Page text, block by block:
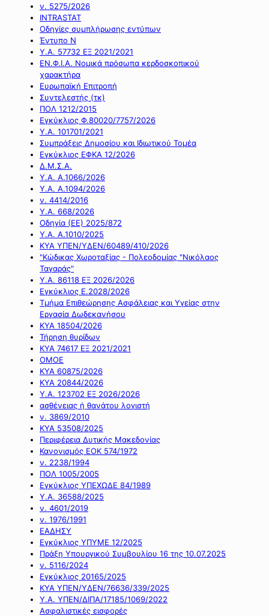
ν. 5275/2026
INTRASTAT
Οδηγίες συμπλήρωσης εντύπων
Έντυπο Ν
Υ.Α. 57732 ΕΞ 2021/2021
ΕΝ.Φ.Ι.Α. Νομικά πρόσωπα κερδοσκοπικού
χαρακτήρα
Ευρωπαϊκή Επιτροπή
Συντελεστής (τκ)
ΠΟΛ 1212/2015
Εγκύκλιος Φ.80020/7757/2026
Υ.Α. 101701/2021
Συμπράξεις Δημοσίου και Ιδιωτικού Τομέα
Εγκύκλιος ΕΦΚΑ 12/2026
Δ.Μ.Σ.Α.
Υ.Α. Α.1066/2026
Υ.Α. Α.1094/2026
ν. 4414/2016
Y.A. 668/2026
Οδηγία (ΕΕ) 2025/872
Υ.Α. Α.1010/2025
ΚΥΑ ΥΠΕΝ/ΥΔΕΝ/60489/410/2026
"Κώδικας Χωροταξίας - Πολεοδομίας "Νικόλαος
Ταγαράς"
Υ.Α. 86118 ΕΞ 2026/2026
Εγκύκλιος Ε.2028/2026
Τμήμα Επιθεώρησης Ασφάλειας και Υγείας στην
Εργασία Δωδεκανήσου
ΚΥΑ 18504/2026
Τήρηση θυρίδων
ΚΥΑ 74617 ΕΞ 2021/2021
ΟΜΟΕ
ΚΥΑ 60875/2026
ΚΥΑ 20844/2026
Υ.Α. 123702 ΕΞ 2026/2026
ασθένειας ή θανάτου λογιστή
ν. 3869/2010
ΚΥΑ 53508/2025
Περιφέρεια Δυτικής Μακεδονίας
Κανονισμός ΕΟΚ 574/1972
ν. 2238/1994
ΠΟΛ 1005/2005
Εγκύκλιος ΥΠΕΧΩΔΕ 84/1989
Υ.Α. 36588/2025
ν. 4601/2019
ν. 1976/1991
ΕΑΔΗΣΥ
Εγκύκλιος ΥΠΥΜΕ 12/2025
Πράξη Υπουργικού Συμβουλίου 16 της 10.07.2025
ν. 5116/2024
Εγκύκλιος 20165/2025
ΚΥΑ ΥΠΕΝ/ΥΔΕΝ/76636/339/2025
Υ.Α. ΥΠΕΝ/ΔΙΠΑ/17185/1069/2022
Ασφαλιστικές εισφορές